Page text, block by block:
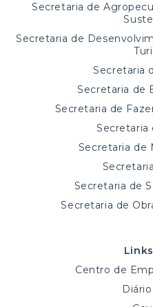
Secretaria de
Secretaria de
Secretaria
Secretaria de
Secretaria de
Secretaria
Secretaria de
Secretaria de
Secretaria de
Centro de